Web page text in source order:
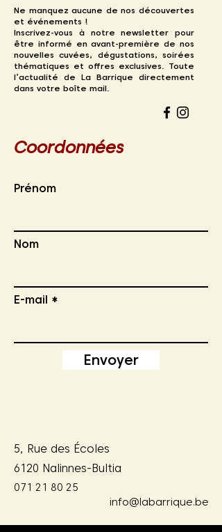
Ne manquez aucune de nos découvertes
et événements !
Inscrivez-vous à notre newsletter pour
être informé en avant-première de nos
nouvelles cuvées, dégustations, soirées
thématiques et offres exclusives. Toute
l’actualité de La Barrique directement
dans votre boîte mail.
Coordonnées
Prénom
Nom
E-mail
Envoyer
5, Rue des Écoles
6120 Nalinnes-Bultia
071 21 80 25
info@labarrique.be